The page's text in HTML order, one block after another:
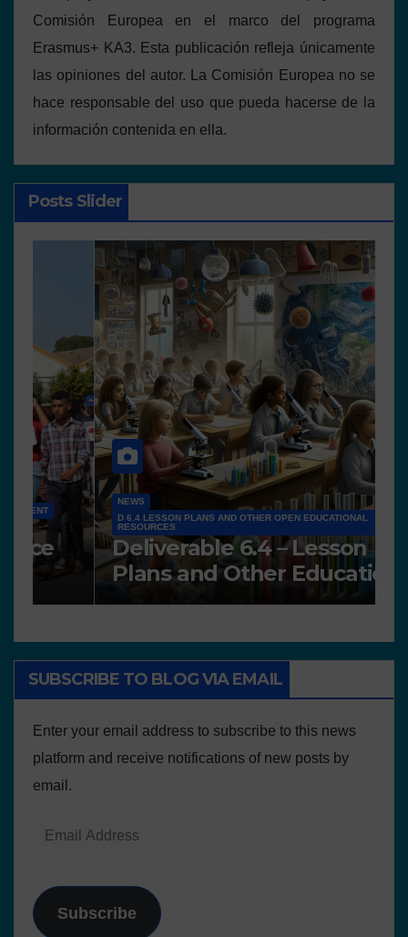
Comisión Europea en el marco del programa
Erasmus+ KA3. Esta publicación refleja únicamente
las opiniones del autor. La Comisión Europea no se
hace responsable del uso que pueda hacerse de la
información contenida en ella.
Posts Slider
Works presented for the
concourse
SUBSCRIBE TO BLOG VIA EMAIL
Enter your email address to subscribe to this news
platform and receive notifications of new posts by
email.
Subscribe